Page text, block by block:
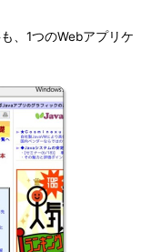
、1つのWebアプリケ